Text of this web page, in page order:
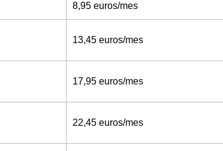
8,95 euros/mes
13,45 euros/mes
17,95 euros/mes
22,45 euros/mes